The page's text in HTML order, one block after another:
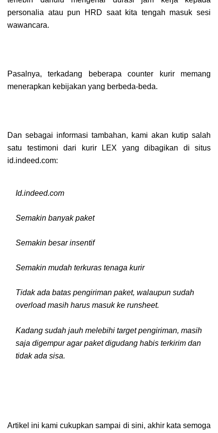
personalia atau pun HRD saat kita tengah masuk sesi
wawancara.
Pasalnya, terkadang beberapa counter kurir memang
menerapkan kebijakan yang berbeda-beda.
Dan sebagai informasi tambahan, kami akan kutip salah
satu testimoni dari kurir LEX yang dibagikan di situs
id.indeed.com:
Id.indeed.com
Semakin banyak paket
Semakin besar insentif
Semakin mudah terkuras tenaga kurir
Tidak ada batas pengiriman paket, walaupun sudah
overload masih harus masuk ke runsheet.
Kadang sudah jauh melebihi target pengiriman, masih
saja digempur agar paket digudang habis terkirim dan
tidak ada sisa.
Artikel ini kami cukupkan sampai di sini, akhir kata semoga